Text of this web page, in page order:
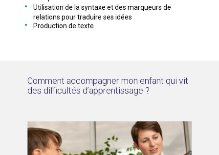
Utilisation de la syntaxe et des marqueurs de
relations pour traduire ses idées
Production de texte
Comment accompagner mon enfant qui vit
des difficultés d’apprentissage ?